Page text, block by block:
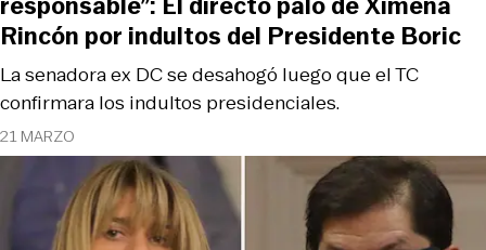
21 MARZO
La senadora ex DC se desahogó luego que el TC
confirmara los indultos presidenciales.
Rincón por indultos del Presidente Boric